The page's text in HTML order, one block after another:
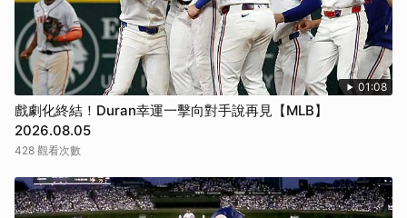
01:08
戲劇化終結！Duran幸運一擊向對手說再見【MLB】
2026.08.05
428 觀看次數